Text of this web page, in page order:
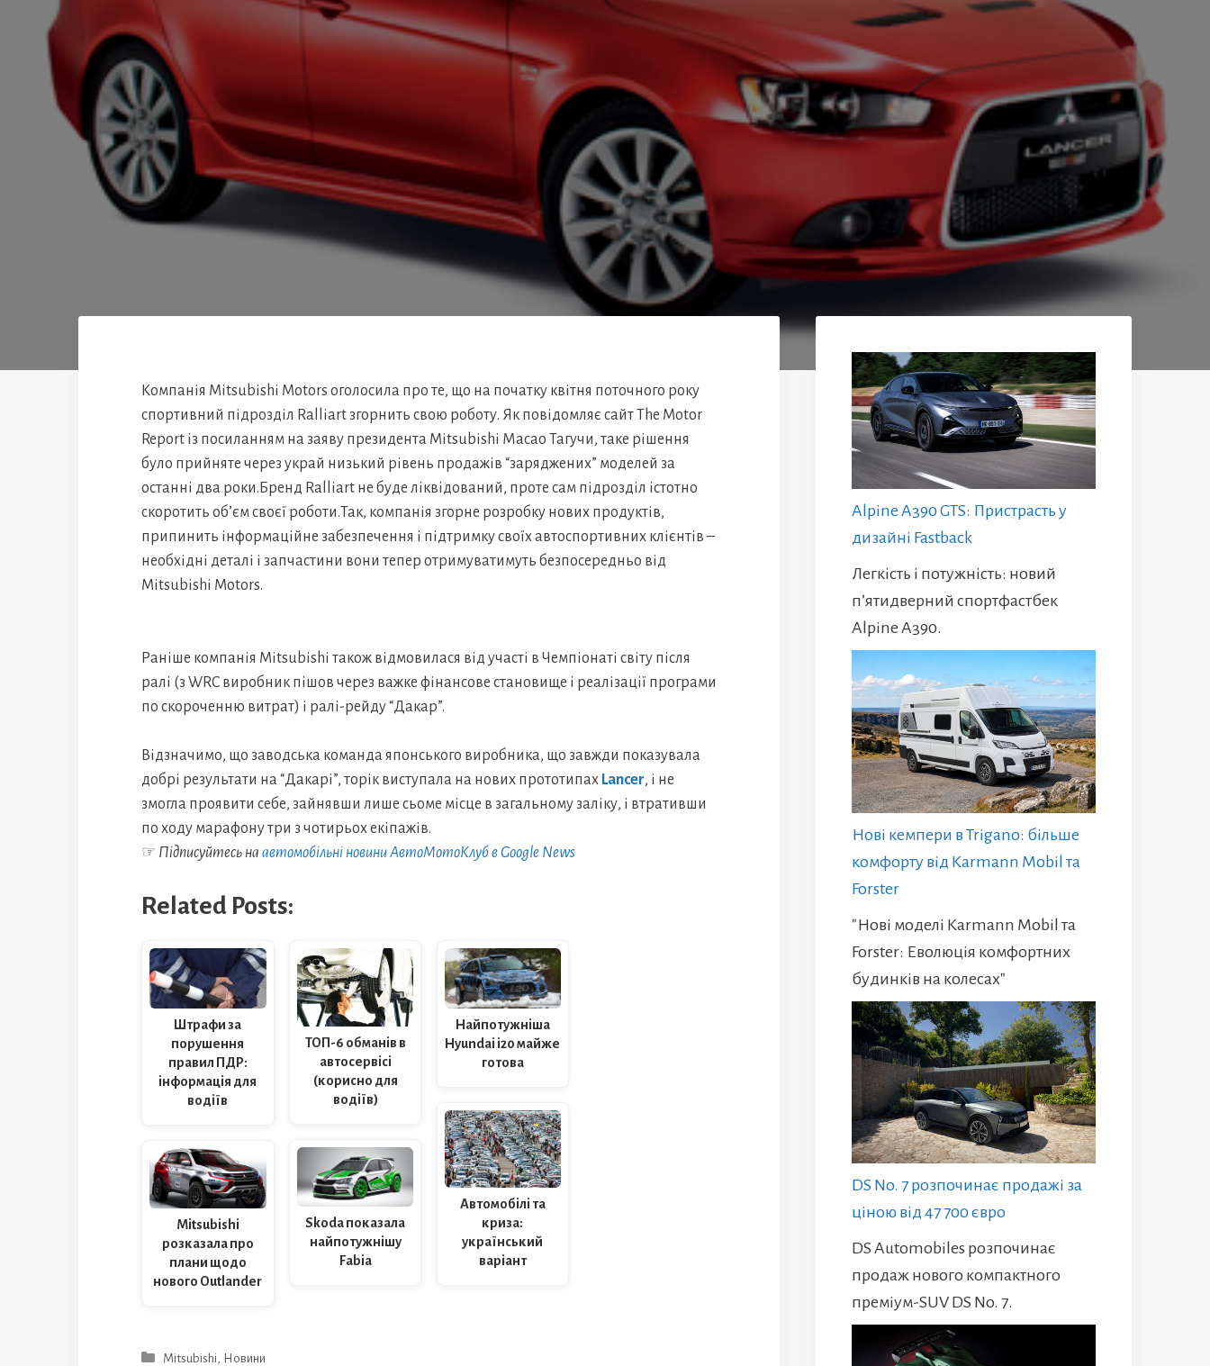
Компанія Mitsubishi Motors оголосила про те, що на початку квітня поточного року
спортивний підрозділ Ralliart згорнить свою роботу. Як повідомляє сайт The Motor
Report із посиланням на заяву президента Mitsubishi Масао Тагучи, таке рішення
було прийняте через украй низький рівень продажів “заряджених” моделей за
останні два роки.Бренд Ralliart не буде ліквідований, проте сам підрозділ істотно
скоротить об’єм своєї роботи.Так, компанія згорне розробку нових продуктів,
припинить інформаційне забезпечення і підтримку своїх автоспортивних клієнтів –
необхідні деталі і запчастини вони тепер отримуватимуть безпосередньо від
Mitsubishi Motors.
Раніше компанія Mitsubishi також відмовилася від участі в Чемпіонаті світу після
ралі (з WRC виробник пішов через важке фінансове становище і реалізації програми
по скороченню витрат) і ралі-рейду “Дакар”.
Відзначимо, що заводська команда японського виробника, що завжди показувала
добрі результати на “Дакарі”, торік виступала на нових прототипах Lancer, і не
змогла проявити себе, зайнявши лише сьоме місце в загальному заліку, і втративши
по ходу марафону три з чотирьох екіпажів.
☞ Підписуйтесь на автомобільні новини АвтоМотоКлуб в Google News
Related Posts:
Штрафи за
порушення
правил ПДР:
інформація для
водіїв
Mitsubishi
розказала про
плани щодо
нового Outlander
ТОП-6 обманів в
автосервісі
(корисно для
водіїв)
Skoda показала
найпотужнішу
Fabia
Найпотужніша
Hyundai i20 майже
готова
Автомобілі та
криза:
український
варіант
Категорії
Mitsubishi
Новини
Alpine A390 GTS: Пристрасть у
дизайні Fastback
Легкість і потужність: новий
п’ятидверний спортфастбек
Alpine A390.
Нові кемпери в Trigano: більше
комфорту від Karmann Mobil та
Forster
"Нові моделі Karmann Mobil та
Forster: Еволюція комфортних
будинків на колесах"
DS No. 7 розпочинає продажі за
ціною від 47 700 євро
DS Automobiles розпочинає
продаж нового компактного
преміум-SUV DS No. 7.